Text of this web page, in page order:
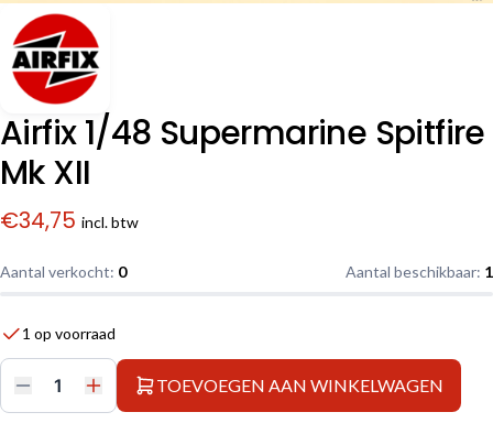
Airfix 1/48 Supermarine Spitfire
Mk XII
€34,75 incl. btw
Aantal verkocht: 0 Aantal beschikbaar: 1
1 op voorraad
Airfix
1/48
TOEVOEGEN AAN WINKELWAGEN